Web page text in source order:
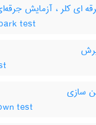
ای کلر ، آزمایش
test
سازی
test